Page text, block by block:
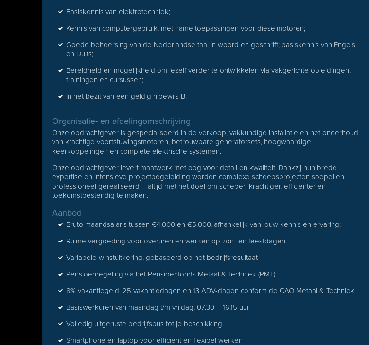
Basiskennis van elektrotechniek;
Kennis van computergebruik, met name toepassingen voor dieselmotoren;
Goede beheersing van de Nederlandse taal in woord en geschrift; basiskennis van Engels
en Duits;
Bereidheid en mogelijkheid om jezelf verder te ontwikkelen via vakgerichte opleidingen,
trainingen en cursussen;
In het bezit van een geldig rijbewijs B.
Organisatie- en afdelingomschrijving
Onze opdrachtgever is gespecialiseerd in de verkoop, vakkundige installatie en het onderhoud
van krachtige voortstuwingsmotoren, betrouwbare generatorsets, hoogwaardige
keerkoppelingen en complete elektrische systemen.
Onze opdrachtgever levert maatwerk met oog voor detail en kwaliteit. Dankzij hun brede
expertise en intensieve projectbegeleiding worden complexe scheepsprojecten soepel en
professioneel gerealiseerd – altijd met het doel om schepen krachtiger, efficiënter en
toekomstbestendig te maken.
Aanbod
Bruto maandsalaris tussen €4.000 en €5.000, afhankelijk van jouw kennis en ervaring;
Ruime vergoeding voor overuren en werken op zon- en feestdagen
Variabele winstuitkering, gebaseerd op het bedrijfsresultaat
Pensioenregeling via het Pensioenfonds Metaal & Techniek (PMT)
8% vakantiegeld, 25 vakantiedagen en 13 ADV-dagen conform de CAO Metaal & Techniek
Basiswerkuren van maandag t/m vrijdag, 07.30 – 16.15 uur
Volledig uitgeruste bedrijfsbus tot je beschikking
Smartphone en laptop voor efficiënt en flexibel werken